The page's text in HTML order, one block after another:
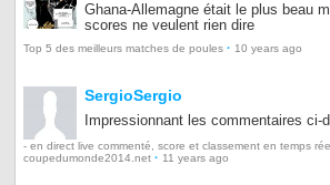
Ghana-Allemagne était le plus beau
scores ne veulent rien dire
Top 5 des meilleurs matches de poules · 10 years ago
SergioSergio
Impressionnant les commentaires ci-
- en direct live commenté, score et classement en temps
coupedumonde2014.net · 11 years ago